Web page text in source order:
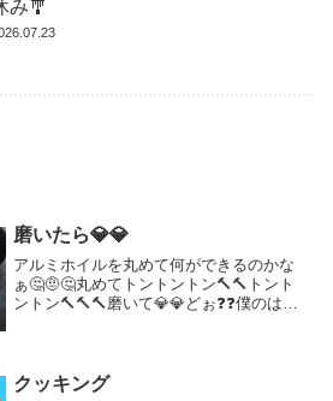
み🎐
磨いたら💎💎
アルミホイルを丸めて何ができるのかな
ぁ🤔🤨🤔丸めてトントントン🔨🔨トント
ントン🔨🔨🔨磨いて💎💎どぉ❓❓僕のはま
こすって磨いたり
クッキング